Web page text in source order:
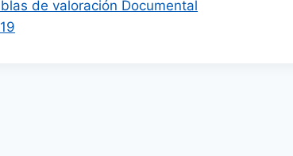
de valoración Documental